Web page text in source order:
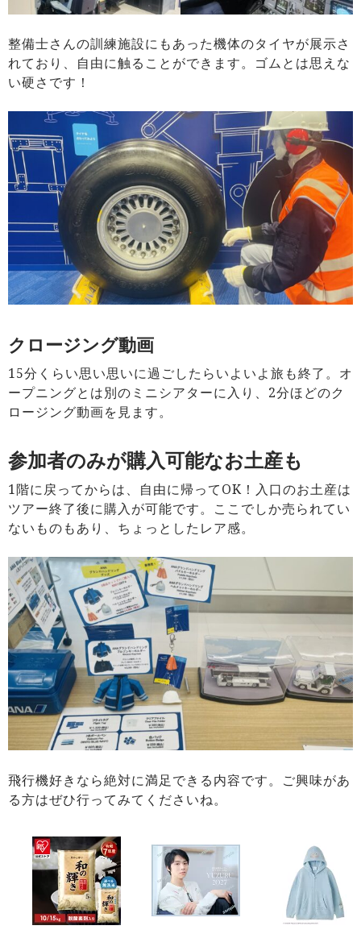
整備士さんの訓練施設にもあった機体のタイヤが展示さ
れており、自由に触ることができます。ゴムとは思えな
い硬さです！
クロージング動画
15分くらい思い思いに過ごしたらいよいよ旅も終了。オ
ープニングとは別のミニシアターに入り、2分ほどのク
ロージング動画を見ます。
参加者のみが購入可能なお土産も
1階に戻ってからは、自由に帰ってOK！入口のお土産は
ツアー終了後に購入が可能です。ここでしか売られてい
ないものもあり、ちょっとしたレア感。
飛行機好きなら絶対に満足できる内容です。ご興味があ
る方はぜひ行ってみてくださいね。